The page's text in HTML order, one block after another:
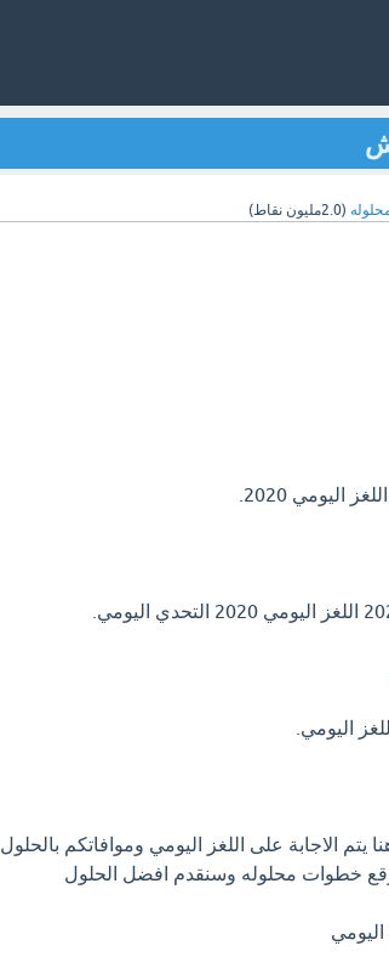
(2.0مليون نقاط)
الاجابة على اللغز اليومي وموافاتكم بالحلول
خطوات محلوله وسنقدم افضل الحلول